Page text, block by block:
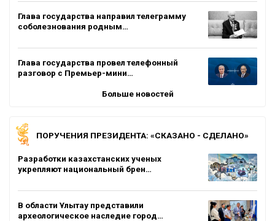
Глава государства направил телеграмму
соболезнования родным…
Глава государства провел телефонный
разговор с Премьер-мини…
Больше новостей
ПОРУЧЕНИЯ ПРЕЗИДЕНТА: «СКАЗАНО - СДЕЛАНО»
Разработки казахстанских ученых
укрепляют национальный брен…
В области Ұлытау представили
археологическое наследие город…